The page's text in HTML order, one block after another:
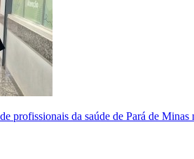
profissionais da saúde de Pará de Minas